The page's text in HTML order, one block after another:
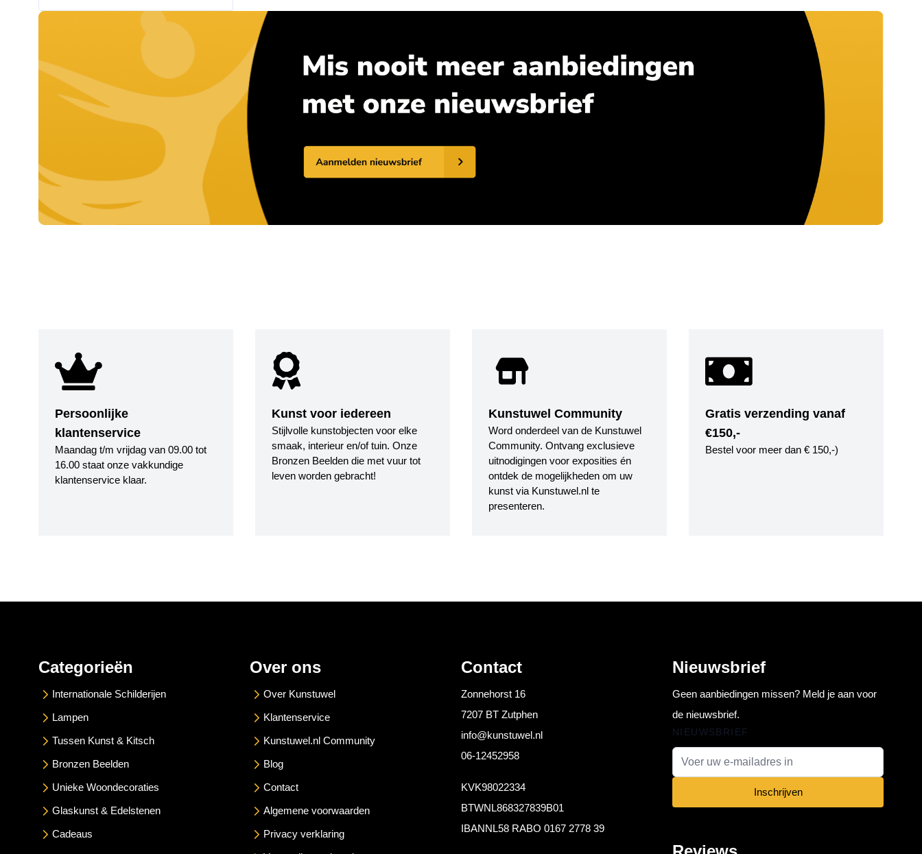
Persoonlijke
klantenservice
Maandag t/m vrijdag van 09.00 tot
16.00 staat onze vakkundige
klantenservice klaar.
Kunst voor iedereen
Stijlvolle kunstobjecten voor elke
smaak, interieur en/of tuin. Onze
Bronzen Beelden die met vuur tot
leven worden gebracht!
Kunstuwel Community
Word onderdeel van de Kunstuwel
Community. Ontvang exclusieve
uitnodigingen voor exposities én
ontdek de mogelijkheden om uw
kunst via Kunstuwel.nl te
presenteren.
Gratis verzending vanaf
€150,-
Bestel voor meer dan € 150,-)
Categorieën
Internationale Schilderijen
Lampen
Tussen Kunst & Kitsch
Bronzen Beelden
Unieke Woondecoraties
Glaskunst & Edelstenen
Cadeaus
Over ons
Over Kunstuwel
Klantenservice
Kunstuwel.nl Community
Blog
Contact
Algemene voorwaarden
Privacy verklaring
Contact
Zonnehorst 16
7207 BT Zutphen
info@kunstuwel.nl
06-12452958
KVK98022334
BTWNL868327839B01
IBANNL58 RABO 0167 2778 39
Nieuwsbrief
Geen aanbiedingen missen? Meld je aan voor
de nieuwsbrief.
NIEUWSBRIEF
E-mail adres
Inschrijven